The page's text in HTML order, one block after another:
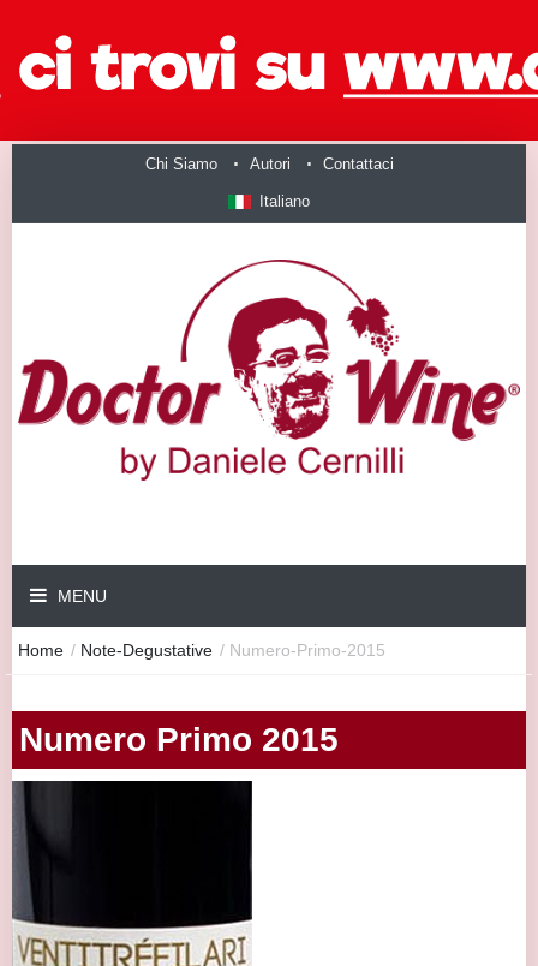
Chi Siamo Autori Contattaci
Italiano
MENU
Home / Note-Degustative / Numero-Primo-2015
Numero Primo 2015